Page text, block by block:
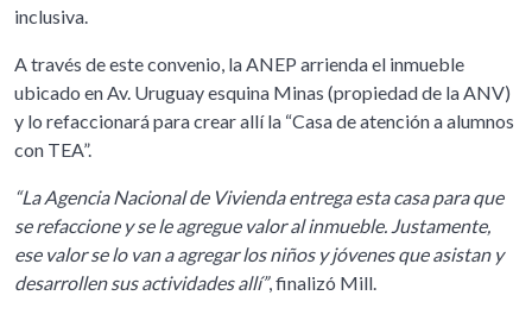
inclusiva.
A través de este convenio, la ANEP arrienda el inmueble
ubicado en Av. Uruguay esquina Minas (propiedad de la ANV)
y lo refaccionará para crear allí la “Casa de atención a alumnos
con TEA”.
“La Agencia Nacional de Vivienda entrega esta casa para que
se refaccione y se le agregue valor al inmueble. Justamente,
ese valor se lo van a agregar los niños y jóvenes que asistan y
desarrollen sus actividades allí”, finalizó Mill.